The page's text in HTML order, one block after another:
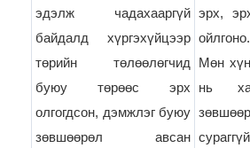
эдэлж чадахааргүй
байдалд хүргэхүйцээр
төрийн төлөөлөгчид
буюу төрөөс эрх
олгогдсон, дэмжлэг буюу
зөвшөөрөл авсан
эрх,
ойлгоно.
Мөн
нь